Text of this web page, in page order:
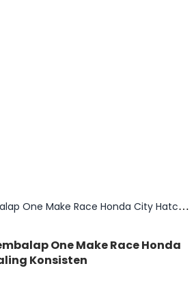
Benny Santoso, Pembalap One Make Race Honda City Hatchback Paling Konsisten
One Make Race Honda
Konsisten